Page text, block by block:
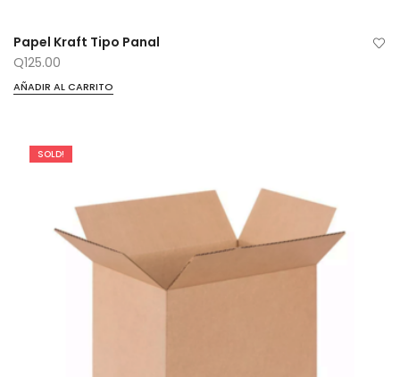
Papel Kraft Tipo Panal
Q125.00
AÑADIR AL CARRITO
SOLD!